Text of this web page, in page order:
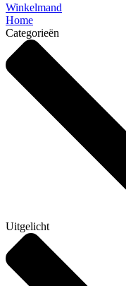
Winkelmand
Home
Categorieën
Uitgelicht